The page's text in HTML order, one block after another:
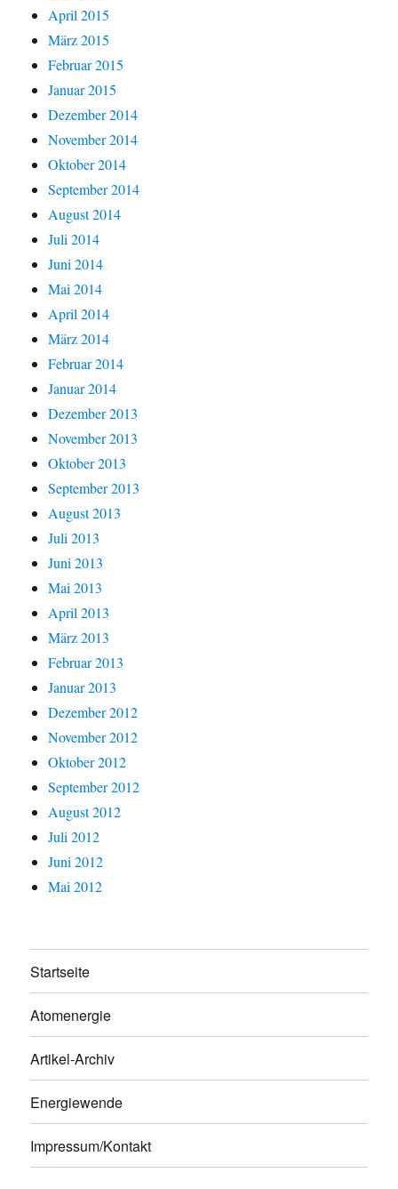
April 2015
März 2015
Februar 2015
Januar 2015
Dezember 2014
November 2014
Oktober 2014
September 2014
August 2014
Juli 2014
Juni 2014
Mai 2014
April 2014
März 2014
Februar 2014
Januar 2014
Dezember 2013
November 2013
Oktober 2013
September 2013
August 2013
Juli 2013
Juni 2013
Mai 2013
April 2013
März 2013
Februar 2013
Januar 2013
Dezember 2012
November 2012
Oktober 2012
September 2012
August 2012
Juli 2012
Juni 2012
Mai 2012
Startseite
Atomenergie
Artikel-Archiv
Energiewende
Impressum/Kontakt